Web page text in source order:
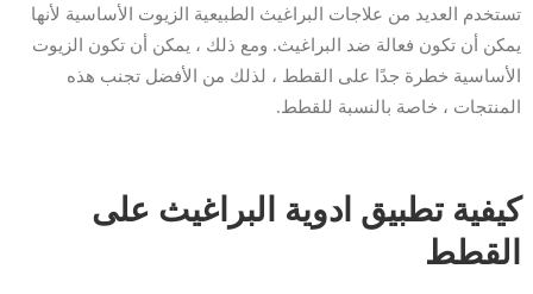
تستخدم العديد من علاجات البراغيث الطبيعية الزيوت الأساسية لأنها
يمكن أن تكون فعالة ضد البراغيث. ومع ذلك ، يمكن أن تكون الزيوت
الأساسية خطرة جدًا على القطط ، لذلك من الأفضل تجنب هذه
المنتجات ، خاصة بالنسبة للقطط.
كيفية تطبيق ادوية البراغيث على
القطط